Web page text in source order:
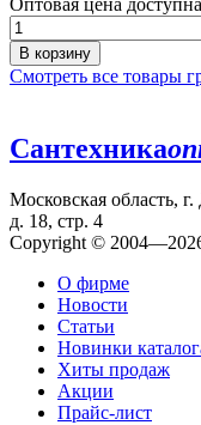
В корзину
Смотреть все товары
Сантехника
Московская область,
д. 18, стр. 4
Copyright ©
О фирме
Новости
Статьи
Новинки
Хиты продаж
Акции
Прайс-лист